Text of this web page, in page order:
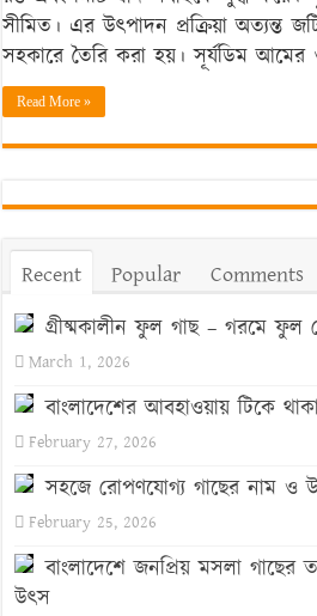
সীমিত। এর উৎপাদন প্রক্রিয়া অত্যন্ত
সহকারে তৈরি করা হয়। সূর্যডিম আমের
Read More »
Recent Popular Comments
গ্রীষ্মকালীন ফুল গাছ – গরমে ফুল
March 1, 2026
বাংলাদেশের আবহাওয়ায় টিকে
February 27, 2026
সহজে রোপণযোগ্য গাছের নাম ও
February 25, 2026
বাংলাদেশে জনপ্রিয় মসলা গাছের
উৎস